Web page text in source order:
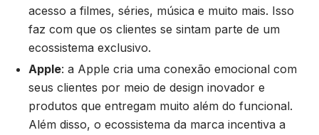
acesso a filmes, séries, música e muito mais. Isso
faz com que os clientes se sintam parte de um
ecossistema exclusivo.
Apple: a Apple cria uma conexão emocional com
seus clientes por meio de design inovador e
produtos que entregam muito além do funcional.
Além disso, o ecossistema da marca incentiva a